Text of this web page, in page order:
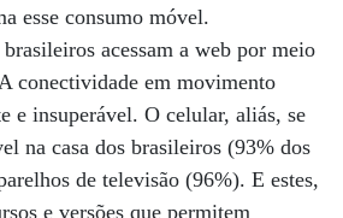
esse consumo móvel.
acessam a web por meio
conectividade em movimento
e insuperável. O celular, aliás, se
na casa dos brasileiros (93% dos
de televisão (96%). E estes,
e versões que permitem